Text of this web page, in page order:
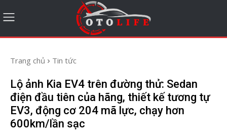
Trang chủ Tin tức
Lộ ảnh Kia EV4 trên đường thử: Sedan
điện đầu tiên của hãng, thiết kế tương tự
EV3, động cơ 204 mã lực, chạy hơn
600km/lần sạc